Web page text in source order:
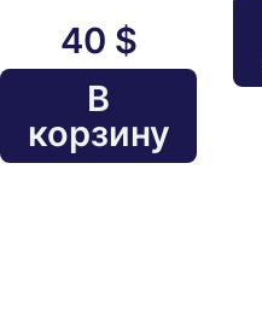
40 $
В
корзину